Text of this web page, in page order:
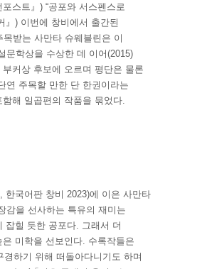
스트』) “공포와 서스펜스로
』) 이번에 창비에서 출간된
받는 사만타 슈웨블린은 이
문학상을 수상한 데 이어(2015)
커상 후보에 오르며 평단은 물론
연 주목할 만한 단 한권이라는
해 일곱편의 작품을 묶었다.
한국어판 창비 2023)에 이은 사만타
감을 선사하는 특유의 재미는
잡힐 듯한 공포다. 그래서 더
미학을 선보인다. 수록작들은
경하기 위해 떠돌아다니기도 하며